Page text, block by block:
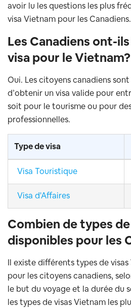
avoir lu les questions les plus
visa Vietnam pour les Canadiens.
Les Canadiens ont-
visa pour le Vietnam?
Oui. Les citoyens canadiens sont
d’obtenir un visa valide pour
soit pour le tourisme ou pour
professionnelles.
Type de visa
Visa Touristique
Visa d'Affaires
Combien de types
disponibles pour les
Il existe différents types de
pour les citoyens canadiens,
le but du voyage et la durée du
les types de visas Vietnam les